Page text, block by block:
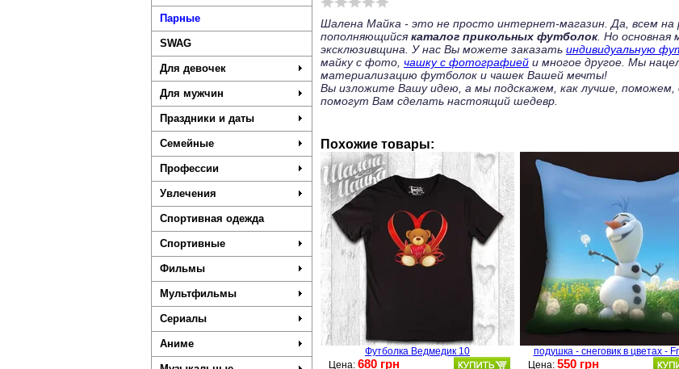
Парные
SWAG
Для девочек
Для мужчин
Праздники и даты
Семейные
Профессии
Увлечения
Спортивная одежда
Спортивные
Фильмы
Мультфильмы
Сериалы
Аниме
Шалена Майка - это не просто интернет-магазин. Да, всем
пополняющийся каталог прикольных футболок. Но основная
эксклюзивщина. У нас Вы можете заказать индивидуальную
майку с фото, чашку с фотографией и многое другое. Мы
материализацию футболок и чашек Вашей мечты!
Вы изложите Вашу идею, а мы подскажем, как лучше,
помогут Вам сделать настоящий шедевр.
Похожие товары:
Футболка Ведмедик 10
Цена: 680 грн
подушка - снеговик в цветах -
Цена: 550 грн